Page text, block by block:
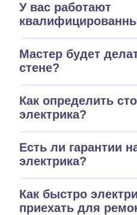
У вас работают
Мастер будет
стене?
Как определить
электрика?
Есть ли гарантии
электрика?
Как быстро
приехать для